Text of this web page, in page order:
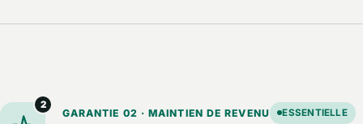
2
GARANTIE 02 · MAINTIEN DE REVENU ESSENTIELLE